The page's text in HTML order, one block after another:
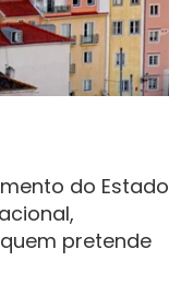
do Estado
pretende